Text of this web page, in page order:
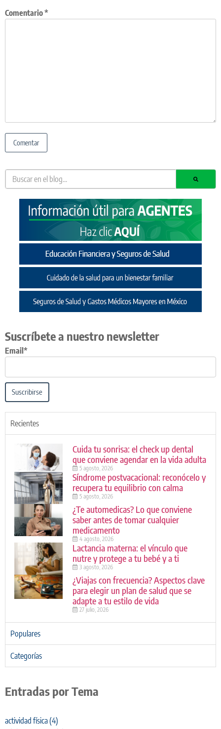
Comentario*
Suscríbete a nuestro newsletter
Email*
Suscribirse
Recientes
Cuida tu sonrisa: el check up dental
que conviene agendar en la vida adulta
5 agosto, 2026
Síndrome postvacacional: reconócelo y
recupera tu equilibrio con calma
5 agosto, 2026
¿Te automedicas? Lo que conviene
saber antes de tomar cualquier
medicamento
4 agosto, 2026
Lactancia materna: el vínculo que
nutre y protege a tu bebé y a ti
3 agosto, 2026
¿Viajas con frecuencia? Aspectos clave
para elegir un plan de salud que se
adapte a tu estilo de vida
27 julio, 2026
Populares
Categorías
Entradas por Tema
actividad física(4)